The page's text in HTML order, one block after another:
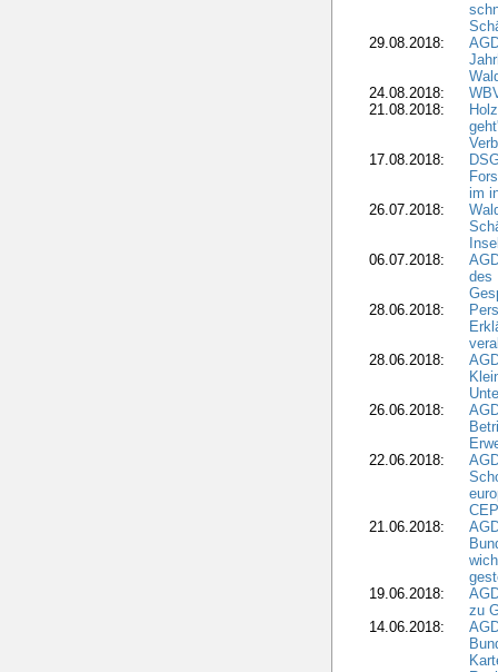
29.08.2018:
24.08.2018:
21.08.2018:
17.08.2018:
im
26.07.2018:
06.07.2018:
des
28.06.2018:
28.06.2018:
26.06.2018:
22.06.2018:
21.06.2018:
19.06.2018:
zu
14.06.2018: